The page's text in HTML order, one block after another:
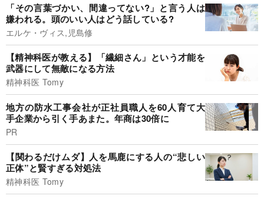
「その言葉づかい、間違ってない?」と言う人は
嫌われる。頭のいい人はどう話している?
エルケ・ヴィス,児島修
【精神科医が教える】「繊細さん」という才能を
武器にして無敵になる方法
精神科医 Tomy
地方の防水工事会社が正社員職人を60人育て大
手企業から引く手あまた。年商は30倍に
PR
【関わるだけムダ】人を馬鹿にする人の“悲しい
正体”と賢すぎる対処法
精神科医 Tomy